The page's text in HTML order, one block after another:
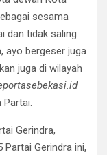
sesama
dan tidak saling
ayo bergeser juga
juga di wilayah
Gerindra,
Gerindra ini,